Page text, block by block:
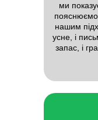
ми
нашим
усне, і
запас, і